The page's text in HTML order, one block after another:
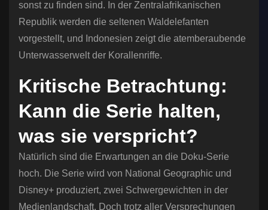
sonst zu finden sind. In der Zentralafrikanischen
Republik werden die seltenen Waldelefanten
vorgestellt, und Indonesien zeigt die atemberaubende
Unterwasserwelt der Korallenriffe.
Kritische Betrachtung:
Kann die Serie halten,
was sie verspricht?
Natürlich sind die Erwartungen an die Doku-Serie
hoch. Die Serie wird von National Geographic und
Disney+ produziert, zwei Schwergewichten in der
Medienlandschaft. Doch trotz aller Versprechungen